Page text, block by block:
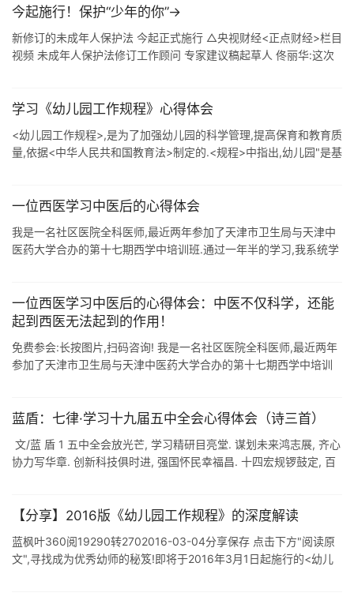
今起施行！保护“少年的你”→
新修订的未成年人保护法 今起正式施行 △央视财经<正点财经>栏目
视频 未成年人保护法修订工作顾问 专家建议稿起草人 佟丽华:这次
学习《幼儿园工作规程》心得体会
<幼儿园工作规程>,是为了加强幼儿园的科学管理,提高保育和教育质
量,依据<中华人民共和国教育法>制定的.<规程>中指出,幼儿园"是基
一位西医学习中医后的心得体会
我是一名社区医院全科医师,最近两年参加了天津市卫生局与天津中
医药大学合办的第十七期西学中培训班.通过一年半的学习,我系统学
一位西医学习中医后的心得体会：中医不仅科学，还能
起到西医无法起到的作用！
免费参会:长按图片,扫码咨询! 我是一名社区医院全科医师,最近两年
参加了天津市卫生局与天津中医药大学合办的第十七期西学中培训
蓝盾：七律·学习十九届五中全会心得体会（诗三首）
文/蓝 盾 1 五中全会放光芒, 学习精研目亮堂. 谋划未来鸿志展, 齐心
协力写华章. 创新科技俱时进, 强国怀民幸福昌. 十四宏规锣鼓定, 百
【分享】2016版《幼儿园工作规程》的深度解读
蓝枫叶360阅19290转2702016-03-04分享保存 点击下方"阅读原
文",寻找成为优秀幼师的秘笈!即将于2016年3月1日起施行的<幼儿